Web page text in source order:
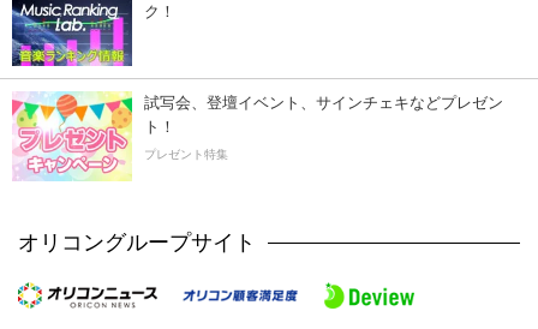
ク！
試写会、登壇イベント、サインチェキなどプレゼン
ト！
プレゼント特集
オリコングループサイト